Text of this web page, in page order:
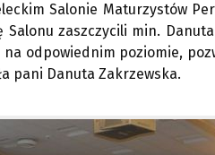
Salonie Maturzystów
zaszczycili min.
odpowiednim poziomie,
pani Danuta Zakrzewska.